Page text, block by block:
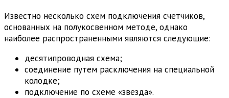
Известно несколько схем подключения счетчиков,
основанных на полукосвенном методе, однако
наиболее распространенными являются следующие:
десятипроводная схема;
соединение путем расключения на специальной
колодке;
подключение по схеме «звезда».